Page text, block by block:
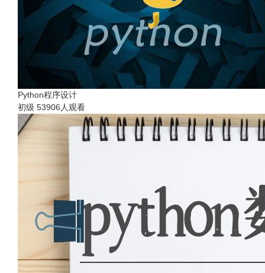
Python程序设计
初级 53906人观看